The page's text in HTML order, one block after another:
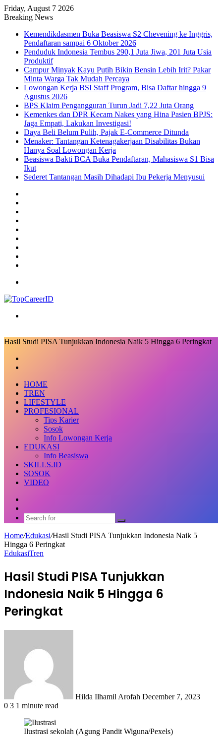
Friday, August 7 2026
Breaking News
Kemendikdasmen Buka Beasiswa S2 Chevening ke Inggris,
Pendaftaran sampai 6 Oktober 2026
Penduduk Indonesia Tembus 290,1 Juta Jiwa, 201 Juta Usia
Produktif
Campur Minyak Kayu Putih Bikin Bensin Lebih Irit? Pakar
Minta Warga Tak Mudah Percaya
Lowongan Kerja BSI Staff Program, Bisa Daftar hingga 9
Agustus 2026
BPS Klaim Pengangguran Turun Jadi 7,22 Juta Orang
Kemenkes dan DPR Kecam Nakes yang Hina Pasien BPJS:
Jaga Empati, Lakukan Investigasi!
Daya Beli Belum Pulih, Pajak E-Commerce Ditunda
Menaker: Tantangan Ketenagakerjaan Disabilitas Bukan
Hanya Soal Lowongan Kerja
Beasiswa Bakti BCA Buka Pendaftaran, Mahasiswa S1 Bisa
Ikut
Sederet Tantangan Masih Dihadapi Ibu Pekerja Menyusui
Hasil Studi PISA Tunjukkan Indonesia Naik 5 Hingga 6 Peringkat
Email
HOME
TREN
LIFESTYLE
PROFESIONAL
Tips Karier
Sosok
Info Lowongan Kerja
EDUKASI
Info Beasiswa
SKILLS.ID
SOSOK
VIDEO
skin
Search
for
Home/Edukasi/Hasil Studi PISA Tunjukkan Indonesia Naik 5
Hingga 6 Peringkat
EdukasiTren
Hasil Studi PISA Tunjukkan
Indonesia Naik 5 Hingga 6
Peringkat
Hilda Ilhamil Arofah December 7, 2023
0 3 1 minute read
Ilustrasi sekolah (Agung Pandit Wiguna/Pexels)